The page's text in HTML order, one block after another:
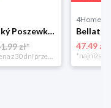
Matějovský Poszewka na poduszkę Solei, 40 x 40 cm
zł*
*najniższa cena z 30 dni przed obniżką
4Home
47.49 zł